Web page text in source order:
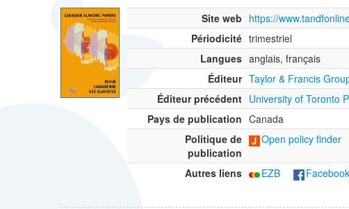
Site web https://
Périodicité trimestriel
Langues anglais, français
Éditeur Taylor & Francis
Éditeur précédent University of Toronto
Pays de publication Canada
Politique de
publication
Open policy finder
Autres liens EZB Facebook